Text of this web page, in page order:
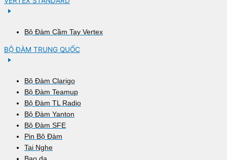
Bộ Đàm Cầm Tay Vertex
BỘ ĐÀM TRUNG QUỐC
Bộ Đàm Clarigo
Bộ Đàm Teamup
Bộ Đàm TL Radio
Bộ Đàm Yanton
Bộ Đàm SFE
Pin Bộ Đàm
Tai Nghe